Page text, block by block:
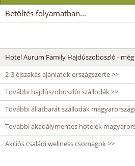
Betöltés folyamatban...
Hotel Aurum Family Hajdúszoboszló -
2-3 éjszakás ajánlatok országszerte >>
További hajdúszoboszlói szállodák >>
További állatbarát szállodák
További akadálymentes hotelek
Akciós családi wellness csomagok >>